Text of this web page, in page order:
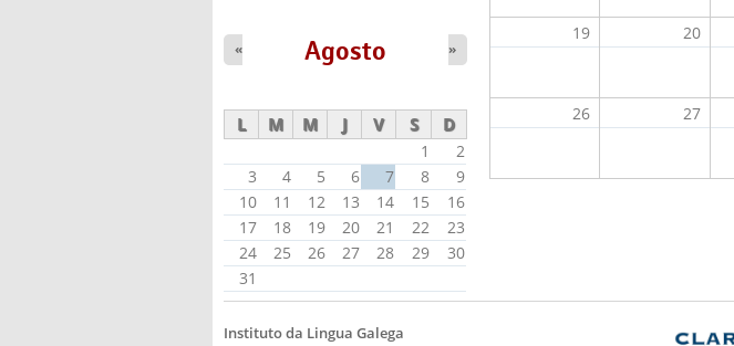
19 20
26 27
Agosto
« »
L M M J V S D
1
2
3
4 5 6 7 8
9
10
11 12 13 14 15
16
17
18 19 20 21 22
23
24
25 26 27 28 29
30
31
Instituto da Lingua Galega